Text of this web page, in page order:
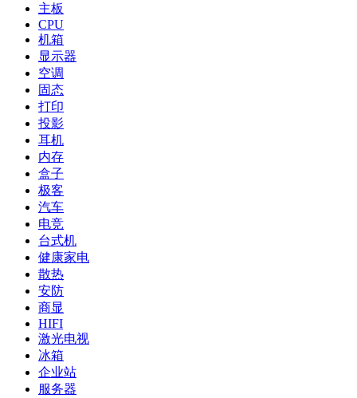
主板
CPU
机箱
显示器
空调
固态
打印
投影
耳机
内存
盒子
极客
汽车
电竞
台式机
健康家电
散热
安防
商显
HIFI
激光电视
冰箱
企业站
服务器